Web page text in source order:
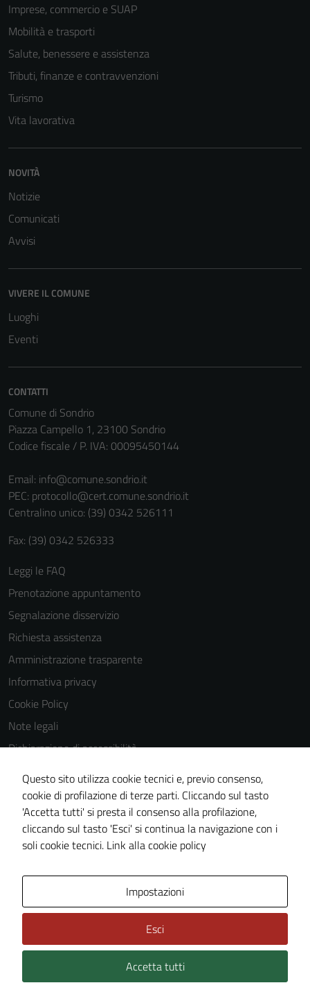
Imprese, commercio e SUAP
Mobilità e trasporti
Salute, benessere e assistenza
Tributi, finanze e contravvenzioni
Turismo
Vita lavorativa
NOVITÀ
Notizie
Comunicati
Avvisi
VIVERE IL COMUNE
Luoghi
Eventi
CONTATTI
Comune di Sondrio
Piazza Campello 1, 23100 Sondrio
Codice fiscale / P. IVA: 00095450144
Email: info@comune.sondrio.it
PEC: protocollo@cert.comune.sondrio.it
Centralino unico: (39) 0342 526111
Fax: (39) 0342 526333
Leggi le FAQ
Prenotazione appuntamento
Segnalazione disservizio
Richiesta assistenza
Amministrazione trasparente
Informativa privacy
Cookie Policy
Note legali
Dichiarazione di accessibilità
Dichiarazione di accessibilità Servizi
Whistleblowing
Piano di miglioramento del sito
Area riservata
Technical Design s.r.l.
Questo sito utilizza cookie tecnici e, previo consenso,
cookie di profilazione di terze parti. Cliccando sul tasto
'Accetta tutti' si presta il consenso alla profilazione,
cliccando sul tasto 'Esci' si continua la navigazione con i
soli cookie tecnici. Link alla cookie policy
Impostazioni
Esci
Accetta tutti
personali.